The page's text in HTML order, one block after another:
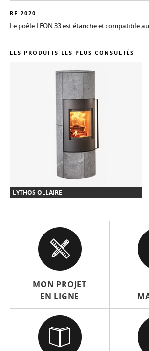
RE 2020
Le poêle LÉON 33 est étanche et compatible
LES PRODUITS LES PLUS CONSULTÉS
LYTHOS OLLAIRE
MON PROJET
EN LIGNE